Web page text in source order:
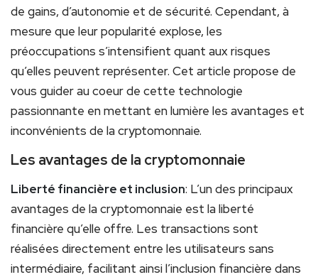
de gains, d’autonomie et de sécurité. Cependant, à
mesure que leur popularité explose, les
préoccupations s’intensifient quant aux risques
qu’elles peuvent représenter. Cet article propose de
vous guider au coeur de cette technologie
passionnante en mettant en lumière les avantages et
inconvénients de la cryptomonnaie.
Les avantages de la cryptomonnaie
Liberté financière et inclusion: L’un des principaux
avantages de la cryptomonnaie est la liberté
financière qu’elle offre. Les transactions sont
réalisées directement entre les utilisateurs sans
intermédiaire, facilitant ainsi l’inclusion financière dans